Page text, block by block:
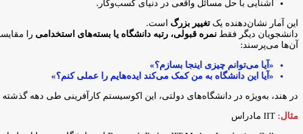
آشنایی با حل مسائل واقعی در دنیای کسب‌وکار.
این آمار نشان‌دهنده یکتغییر بزرگ است.
دانشجویان دیگر فقط نمره قبولی، رتبه دانشگاه یا بسته‌های استخدامی را
آن‌ها می‌پرسند:
«آیا می‌توانم چیزی اینجا بسازم؟»
«آیا این دانشگاه به من کمک می‌کند ایده‌هایم را عملی کنم؟»
در هند، به‌ویژه در دانشگاه‌های دولتی، این اکوسیستم کارآفرینی طی دهه
مثال: IIT مادراس